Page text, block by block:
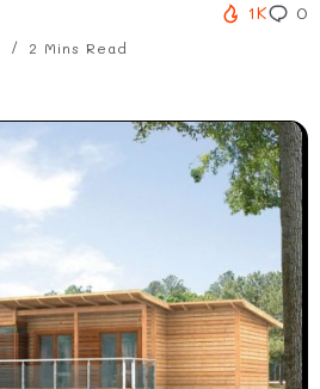
2 Mins Read
1K 0